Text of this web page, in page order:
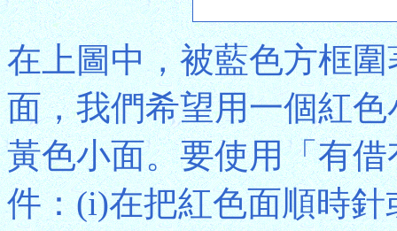
在上圖中，被藍色方框
面，我們希望用一個紅
黃色小面。要使用「有
件：(i)在把紅色面順時針